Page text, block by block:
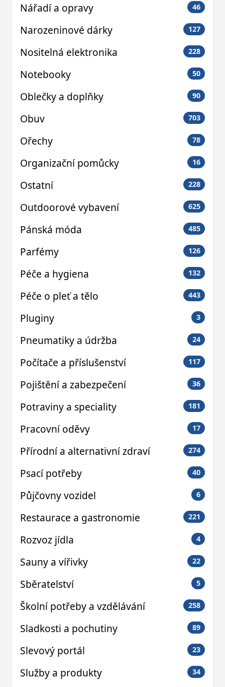
Nářadí a opravy 46
Narozeninové dárky 127
Nositelná elektronika 228
Notebooky 50
Oblečky a doplňky 90
Obuv 703
Ořechy 78
Organizační pomůcky 16
Ostatní 228
Outdoorové vybavení 625
Pánská móda 485
Parfémy 126
Péče a hygiena 132
Péče o pleť a tělo 443
Pluginy 3
Pneumatiky a údržba 24
Počítače a příslušenství 117
Pojištění a zabezpečení 36
Potraviny a speciality 181
Pracovní oděvy 17
Přírodní a alternativní zdraví 274
Psací potřeby 40
Půjčovny vozidel 6
Restaurace a gastronomie 221
Rozvoz jídla 4
Sauny a vířivky 22
Sběratelství 5
Školní potřeby a vzdělávání 258
Sladkosti a pochutiny 89
Slevový portál 23
Služby a produkty 34